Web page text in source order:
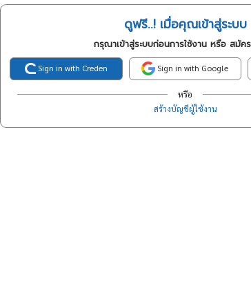
ดูฟรี..! เมื่อคุณเข้าสู่ระบบ
กรุณาเข้าสู่ระบบก่อนการใช้งาน หรือ สมัค
Sign in with Creden Sign in with Google
หรือ
สร้างบัญชีผู้ใช้งาน